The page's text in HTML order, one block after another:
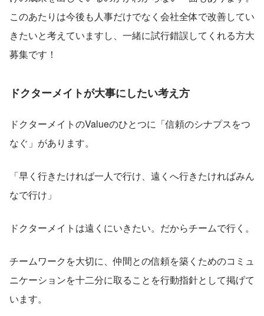
このあたりは今後も人事だけでなく会社全体で改善してい
きたいと考えていますし、一緒に試行錯誤してくれる方大
募集です！
ドクターメイトが大事にしたい考え方
ドクターメイトのValueのひとつに「信頼のシナプスをつ
なぐ」があります。
「早く行きたければ一人で行け、遠くへ行きたければみん
なで行け」
ドクターメイトは遠くにいきたい。だからチームで行く。
チームワークを大切に、仲間との信頼を築くためのコミュ
ニケーションを十二分に取ることを行動指針として掲げて
います。